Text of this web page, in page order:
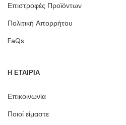
Επιστροφές Προϊόντων
Πολιτική Απορρήτου
FaQs
Η ΕΤΑΙΡΙΑ
Επικοινωνία
Ποιοί είμαστε